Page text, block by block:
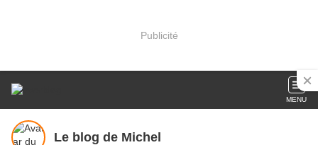
Publicité
MENU
Le blog de Michel